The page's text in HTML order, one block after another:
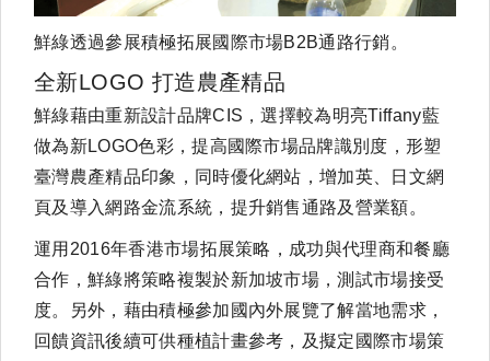
鮮綠透過參展積極拓展國際市場B2B通路行銷。
全新LOGO 打造農產精品
鮮綠藉由重新設計品牌CIS，選擇較為明亮Tiffany藍
做為新LOGO色彩，提高國際市場品牌識別度，形塑
臺灣農產精品印象，同時優化網站，增加英、日文網
頁及導入網路金流系統，提升銷售通路及營業額。
運用2016年香港市場拓展策略，成功與代理商和餐廳
合作，鮮綠將策略複製於新加坡市場，測試市場接受
度。另外，藉由積極參加國內外展覽了解當地需求，
回饋資訊後續可供種植計畫參考，及擬定國際市場策